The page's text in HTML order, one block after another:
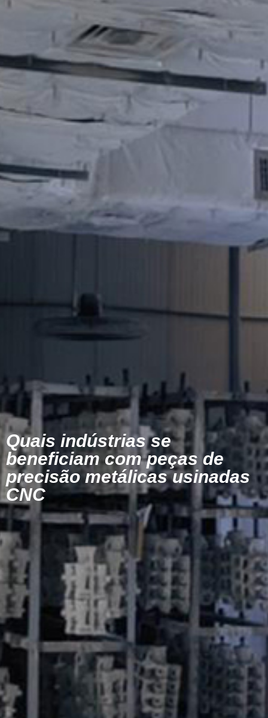
Quais indústrias se
beneficiam com peças de
precisão metálicas usinadas
CNC